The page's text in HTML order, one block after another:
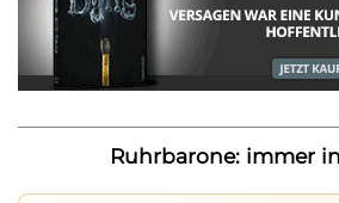
Ruhrbarone: immer